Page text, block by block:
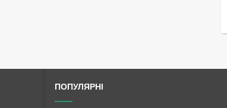
ПОПУЛЯРНІ